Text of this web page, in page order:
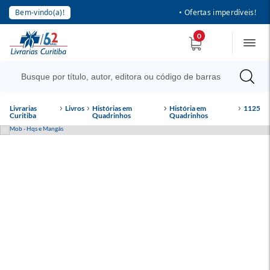
Bem-vindo(a)! • Ofertas imperdíveis!
0
Livrarias
Curitiba
Livros
Histórias em
Quadrinhos
História em
Quadrinhos
1125